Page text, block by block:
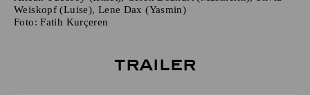
Weiskopf (Luise), Lene Dax (Yasmin)
Foto: Fatih Kurçeren
Trailer